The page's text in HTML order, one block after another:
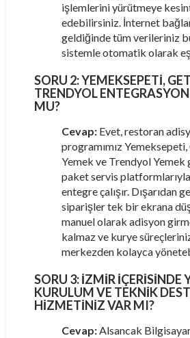
işlemlerini yürütmeye
edebilirsiniz. İnternet
geldiğinde tüm verileriniz
sistemle otomatik olarak
SORU 2:YEMEKSEPETI,
TRENDYOL
MU?
Cevap:Evet, restoran
programımız
Yemek ve Trendyol
paket servis
entegre çalışır. Dışarıdan
siparişler tek bir ekrana
manuel olarak adisyon
kalmaz ve kurye
merkezden kolayca
SORU 3:İZMIR IÇERISINDE
KURULUM VE TEKNIK
HIZMETINIZ VAR MI?
Cevap:Alsancak